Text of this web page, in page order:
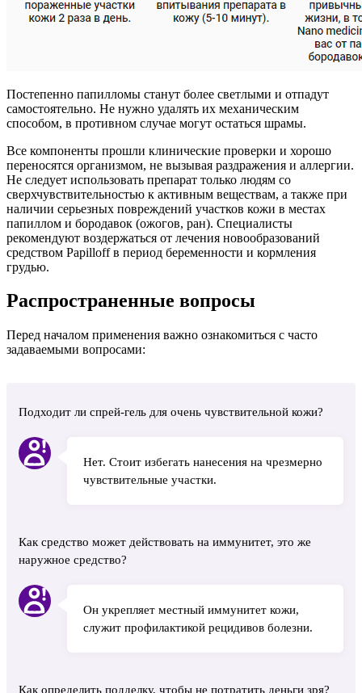
Постепенно папилломы станут более светлыми и отпадут
самостоятельно. Не нужно удалять их механическим
способом, в противном случае могут остаться шрамы.
Все компоненты прошли клинические проверки и хорошо
переносятся организмом, не вызывая раздражения и аллергии.
Не следует использовать препарат только людям со
сверхчувствительностью к активным веществам, а также при
наличии серьезных повреждений участков кожи в местах
папиллом и бородавок (ожогов, ран). Специалисты
рекомендуют воздержаться от лечения новообразований
средством Papilloff в период беременности и кормления
грудью.
Распространенные вопросы
Перед началом применения важно ознакомиться с часто
задаваемыми вопросами:
Подходит ли спрей-гель для очень чувствительной кожи?
Нет. Стоит избегать нанесения на чрезмерно
чувствительные участки.
Как средство может действовать на иммунитет, это же
наружное средство?
Он укрепляет местный иммунитет кожи,
служит профилактикой рецидивов болезни.
Как определить подделку, чтобы не потратить деньги зря?